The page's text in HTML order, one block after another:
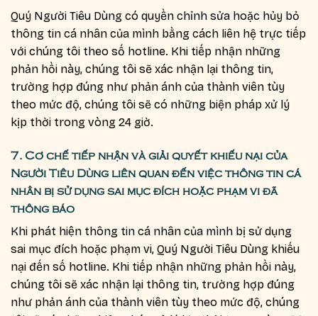
Quý Người Tiêu Dùng có quyền chỉnh sửa hoặc hủy bỏ
thông tin cá nhân của mình bằng cách liên hệ trực tiếp
với chúng tôi theo số hotline. Khi tiếp nhận những
phản hồi này, chúng tôi sẽ xác nhận lại thông tin,
trường hợp đúng như phản ánh của thành viên tùy
theo mức độ, chúng tôi sẽ có những biện pháp xử lý
kịp thời trong vòng 24 giờ.
7. Cơ chế tiếp nhận và giải quyết khiếu nại của
Người Tiêu Dùng liên quan đến việc thông tin cá
nhân bị sử dụng sai mục đích hoặc phạm vi đã
thông báo
Khi phát hiện thông tin cá nhân của mình bị sử dụng
sai mục đích hoặc phạm vi, Quý Người Tiêu Dùng khiếu
nại đến số hotline. Khi tiếp nhận những phản hồi này,
chúng tôi sẽ xác nhận lại thông tin, trường hợp đúng
như phản ánh của thành viên tùy theo mức độ, chúng